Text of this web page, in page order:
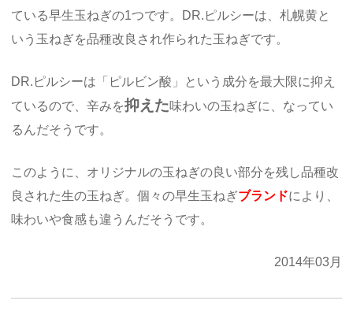
ている早生玉ねぎの1つです。DR.ピルシーは、札幌黄と
いう玉ねぎを品種改良され作られた玉ねぎです。
DR.ピルシーは「ピルビン酸」という成分を最大限に抑え
ているので、辛みを抑えた味わいの玉ねぎに、なってい
るんだそうです。
このように、オリジナルの玉ねぎの良い部分を残し品種改
良された生の玉ねぎ。個々の早生玉ねぎブランドにより、
味わいや食感も違うんだそうです。
2014年03月